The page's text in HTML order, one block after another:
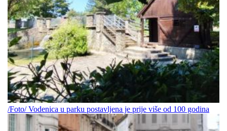
/Foto/ Vodenica u parku postavljena je prije više od 100 godina